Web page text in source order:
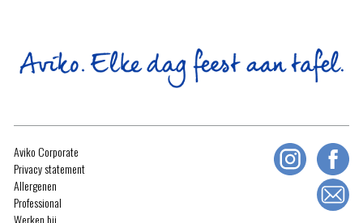
Aviko Corporate
Privacy statement
Allergenen
Professional